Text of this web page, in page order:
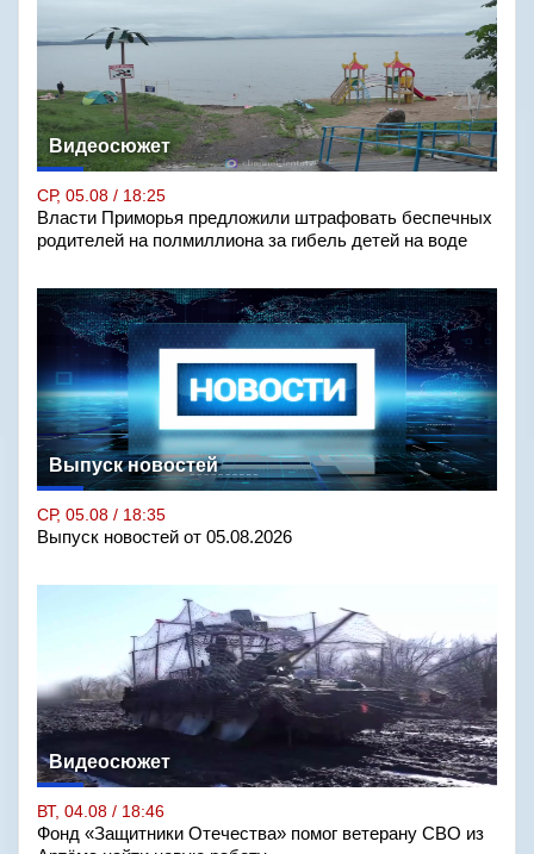
Видеосюжет
СР, 05.08 / 18:25
Власти Приморья предложили штрафовать беспечных
родителей на полмиллиона за гибель детей на воде
Выпуск новостей
СР, 05.08 / 18:35
Выпуск новостей от 05.08.2026
Видеосюжет
ВТ, 04.08 / 18:46
Фонд «Защитники Отечества» помог ветерану СВО из